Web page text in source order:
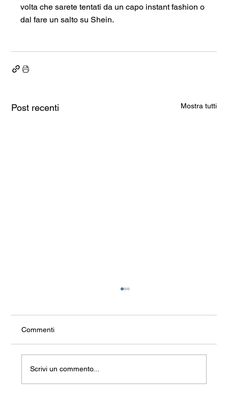
volta che sarete tentati da un capo instant fashion o
dal fare un salto su Shein.
Post recenti Mostra tutti
Commenti
Scrivi un commento...